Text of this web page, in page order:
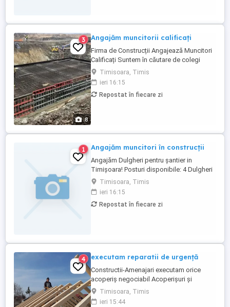
8
3 Angajăm muncitorii calificați
Firma de Construcții Angajează Muncitori
Calificați Suntem în căutare de colegi
pentru proiectele noastre din Timișoara.
Dacă ești dornic să lucrezi într-un mediu
profesionist și bine organizat, te invităm
să te alături echipei noastre! Ce îți oferim:
Timisoara, Timis
ieri 16:15
Repostat în fiecare zi
1 Angajăm muncitori în construcții
Angajăm Dulgheri pentru șantier in
Timișoara! Posturi disponibile: 4 Dulgheri
(diploma de calificare reprezintă un
avantaj) Oferim: Cazare gratuită pe durata
proiectului Transport asigurat Condiții de
lucru sigure și echipamente de calitate
Timisoara, Timis
ieri 16:15
Repostat în fiecare zi
4 executam reparatii de urgență
Constructii-Amenajari executam orice
acoperiș negociabil Acoperișuri și
reparații de urgență Dulgherie ,mansardări,
astereala -Montaj acoperis tigla metalica -
Timisoara, Timis
ieri 15:44